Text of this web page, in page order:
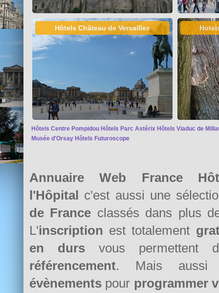
Hôtels Château de Versailles
Hôtels Centre Pompidou Hôtels Parc Astérix Hôtels Viaduc de
Musée d'Orsay Hôtels Futuroscope
Annuaire Web France
l'Hôpital
c'est aussi une
de France classés dans plus
L'inscription est totalement
en durs vous permettent
référencement. Mais
évènements pour programmer